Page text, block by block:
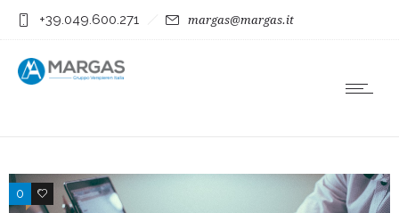
+39.049.600.271 margas@margas.it
0 4